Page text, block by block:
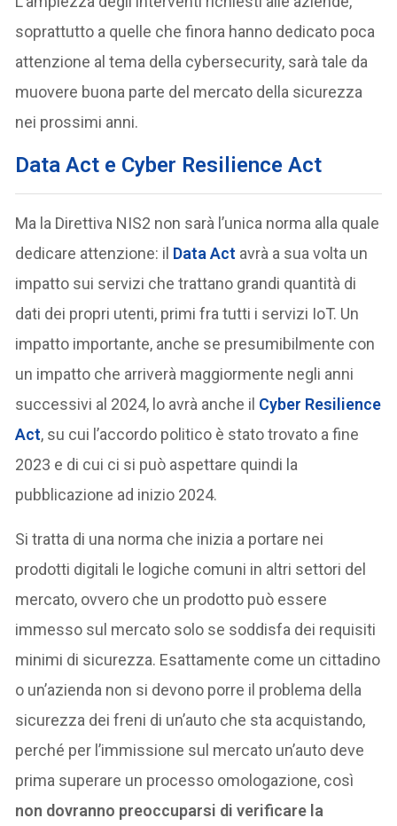
soprattutto a quelle che finora hanno dedicato poca
attenzione al tema della cybersecurity, sarà tale da
muovere buona parte del mercato della sicurezza
nei prossimi anni.
Data Act e Cyber Resilience Act
Ma la Direttiva NIS2 non sarà l’unica norma alla quale
dedicare attenzione: il Data Act avrà a sua volta un
impatto sui servizi che trattano grandi quantità di
dati dei propri utenti, primi fra tutti i servizi IoT. Un
impatto importante, anche se presumibilmente con
un impatto che arriverà maggiormente negli anni
successivi al 2024, lo avrà anche il Cyber Resilience
Act, su cui l’accordo politico è stato trovato a fine
2023 e di cui ci si può aspettare quindi la
pubblicazione ad inizio 2024.
Si tratta di una norma che inizia a portare nei
prodotti digitali le logiche comuni in altri settori del
mercato, ovvero che un prodotto può essere
immesso sul mercato solo se soddisfa dei requisiti
minimi di sicurezza. Esattamente come un cittadino
o un’azienda non si devono porre il problema della
sicurezza dei freni di un’auto che sta acquistando,
perché per l’immissione sul mercato un’auto deve
prima superare un processo omologazione, così
non dovranno preoccuparsi di verificare la